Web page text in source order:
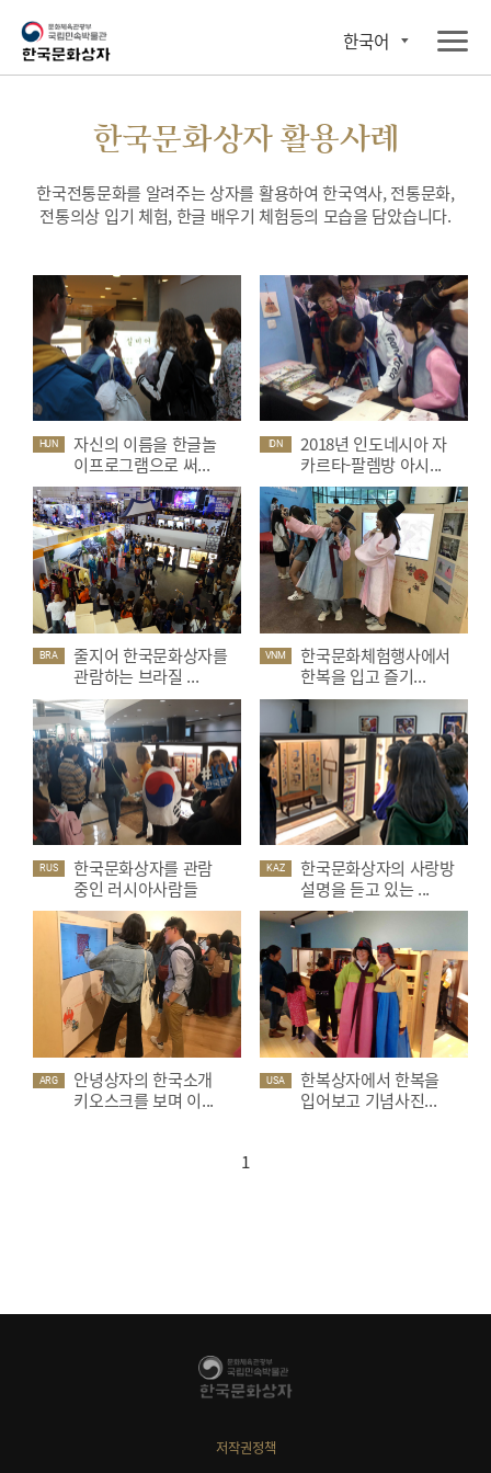
한국어
한국문화상자 활용사례
한국전통문화를 알려주는 상자를 활용하여 한국역사, 전통문화,
전통의상 입기 체험, 한글 배우기 체험등의 모습을 담았습니다.
HUN
자신의 이름을 한글놀
이프로그램으로 써...
IDN
2018년 인도네시아 자
카르타-팔렘방 아시...
BRA
줄지어 한국문화상자를
관람하는 브라질 ...
VNM
한국문화체험행사에서
한복을 입고 즐기...
RUS
한국문화상자를 관람
중인 러시아사람들
KAZ
한국문화상자의 사랑방
설명을 듣고 있는 ...
ARG
안녕상자의 한국소개
키오스크를 보며 이...
USA
한복상자에서 한복을
입어보고 기념사진...
1
저작권정책